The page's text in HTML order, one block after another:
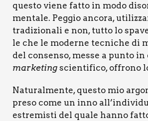
que­sto vie­ne fat­to in modo
men­ta­le. Peg­gio anco­ra,
tra­di­zio­na­li e non, tut­to lo
le che le moder­ne tec­ni­che di
del con­sen­so, mes­se a pun­to
mar­ke­ting scien­ti­fi­co, offro­no
Natu­ral­men­te, que­sto mio
pre­so come un inno
estre­mi­sti del qua­le han­no